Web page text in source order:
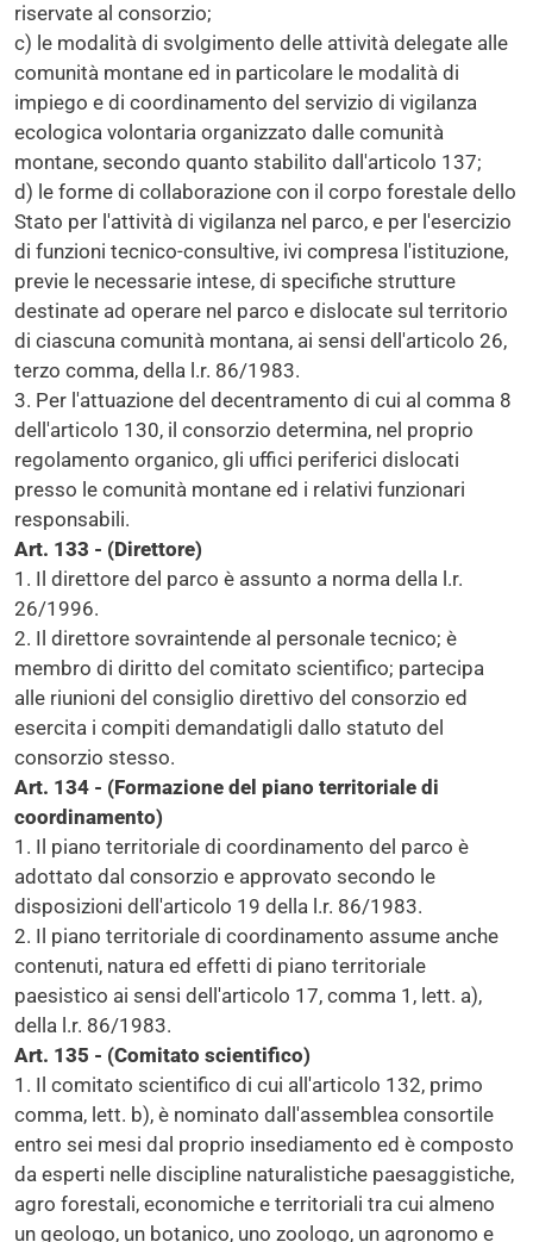
riservate al consorzio;
c) le modalità di svolgimento delle attività delegate alle
comunità montane ed in particolare le modalità di
impiego e di coordinamento del servizio di vigilanza
ecologica volontaria organizzato dalle comunità
montane, secondo quanto stabilito dall'articolo 137;
d) le forme di collaborazione con il corpo forestale dello
Stato per l'attività di vigilanza nel parco, e per l'esercizio
di funzioni tecnico-consultive, ivi compresa l'istituzione,
previe le necessarie intese, di specifiche strutture
destinate ad operare nel parco e dislocate sul territorio
di ciascuna comunità montana, ai sensi dell'articolo 26,
terzo comma, della l.r. 86/1983.
3. Per l'attuazione del decentramento di cui al comma 8
dell'articolo 130, il consorzio determina, nel proprio
regolamento organico, gli uffici periferici dislocati
presso le comunità montane ed i relativi funzionari
responsabili.
Art. 133 - (Direttore)
1. Il direttore del parco è assunto a norma della l.r.
26/1996.
2. Il direttore sovraintende al personale tecnico; è
membro di diritto del comitato scientifico; partecipa
alle riunioni del consiglio direttivo del consorzio ed
esercita i compiti demandatigli dallo statuto del
consorzio stesso.
Art. 134 - (Formazione del piano territoriale di
coordinamento)
1. Il piano territoriale di coordinamento del parco è
adottato dal consorzio e approvato secondo le
disposizioni dell'articolo 19 della l.r. 86/1983.
2. Il piano territoriale di coordinamento assume anche
contenuti, natura ed effetti di piano territoriale
paesistico ai sensi dell'articolo 17, comma 1, lett. a),
della l.r. 86/1983.
Art. 135 - (Comitato scientifico)
1. Il comitato scientifico di cui all'articolo 132, primo
comma, lett. b), è nominato dall'assemblea consortile
entro sei mesi dal proprio insediamento ed è composto
da esperti nelle discipline naturalistiche paesaggistiche,
agro forestali, economiche e territoriali tra cui almeno
un geologo, un botanico, uno zoologo, un agronomo e